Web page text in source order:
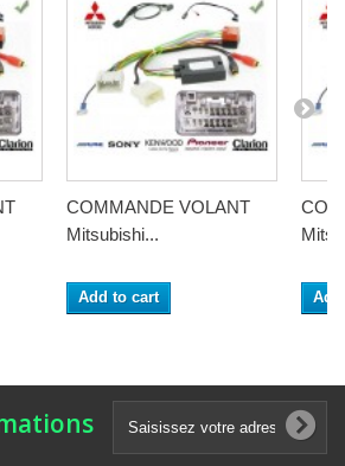
COMMANDE VOLANT
Mitsubishi...
Add to cart